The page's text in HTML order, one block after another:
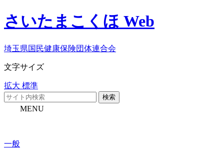
さいたまこくほ Web
埼玉県国民健康保険団体連合会
文字サイズ
拡大 標準
検索
MENU
一般